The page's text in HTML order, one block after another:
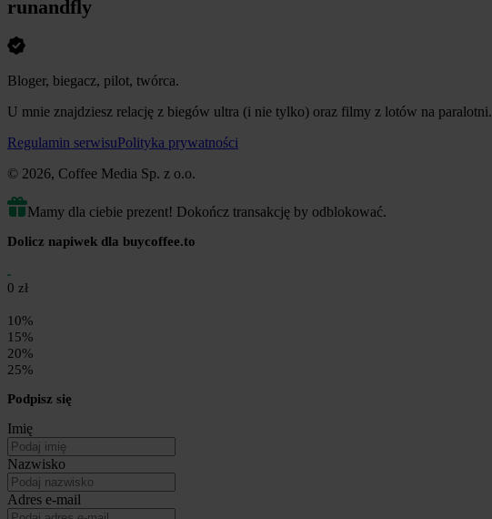
runandfly
Bloger, biegacz, pilot, twórca.
U mnie znajdziesz relację z biegów ultra (i nie tylko) oraz filmy z lotów na paralotni.
Regulamin serwisuPolityka prywatności
© 2026, Coffee Media Sp. z o.o.
Mamy dla ciebie prezent! Dokończ transakcję by odblokować.
Dolicz napiwek dla buycoffee.to
0 zł
10%
15%
20%
25%
Podpisz się
Imię
Nazwisko
Adres e-mail